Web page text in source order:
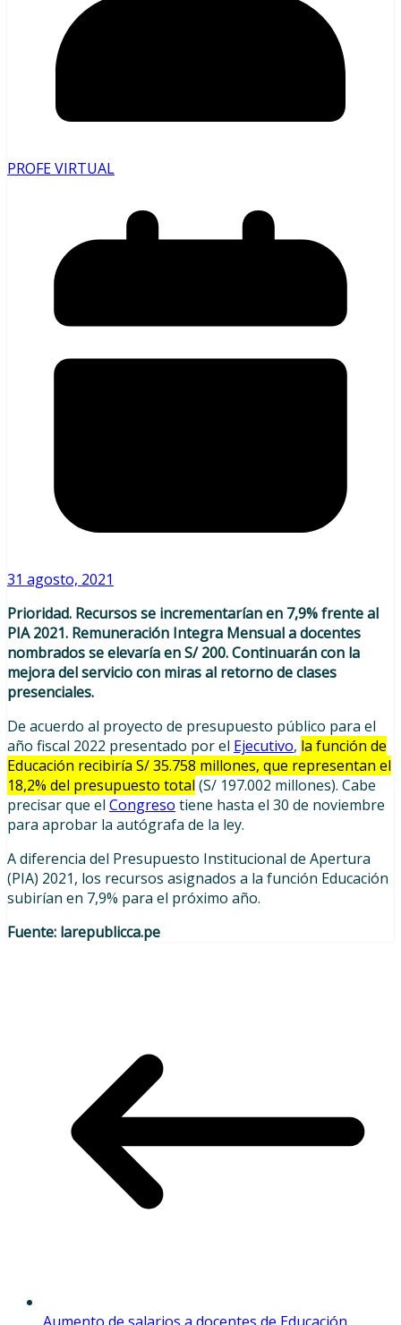
PROFE VIRTUAL
31 agosto, 2021
Prioridad. Recursos se incrementarían en 7,9% frente al
PIA 2021. Remuneración Integra Mensual a docentes
nombrados se elevaría en S/ 200. Continuarán con la
mejora del servicio con miras al retorno de clases
presenciales.
De acuerdo al proyecto de presupuesto público para el
año fiscal 2022 presentado por el Ejecutivo, la función de
Educación recibiría S/ 35.758 millones, que representan el
18,2% del presupuesto total (S/ 197.002 millones). Cabe
precisar que el Congreso tiene hasta el 30 de noviembre
para aprobar la autógrafa de la ley.
A diferencia del Presupuesto Institucional de Apertura
(PIA) 2021, los recursos asignados a la función Educación
subirían en 7,9% para el próximo año.
Fuente: larepublicca.pe